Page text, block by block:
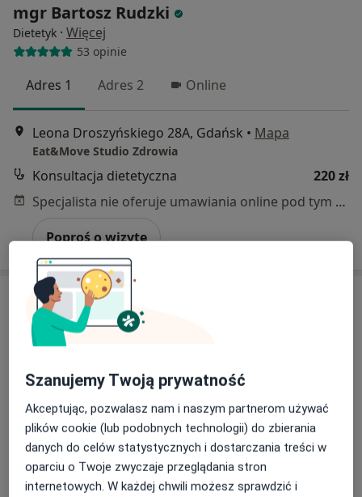
mgr Bartosz Rudzki
Dietetyk · Więcej
53 opinie
Adres 1 Adres 2 Online
Leona Droszyńskiego 28A, Gdańsk • Mapa
Eat&Move Studio Zdrowia
Konsultacja dietetyczna
220 zł
Specjalista nie oferuje umawiania online pod tym adresem.
Poproś o wizytę
Bezpieczne płatności
mgr Karolina Wzorek-Sobierajska
Dietetyk· Więcej
40 opinii
Szanujemy Twoją prywatność
Akceptując, pozwalasz nam i naszym partnerom używać
plików cookie (lub podobnych technologii) do zbierania
danych do celów statystycznych i dostarczania treści w
oparciu o Twoje zwyczaje przeglądania stron
internetowych. W każdej chwili możesz sprawdzić i